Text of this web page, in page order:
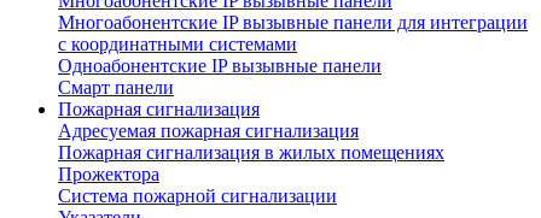
Многоабонентские IP вызывные панели для интеграции
с координатными системами
Одноабонентские IP вызывные панели
Смарт панели
Пожарная сигнализация
Адресуемая пожарная сигнализация
Пожарная сигнализация в жилых помещениях
Прожектора
Система пожарной сигнализации